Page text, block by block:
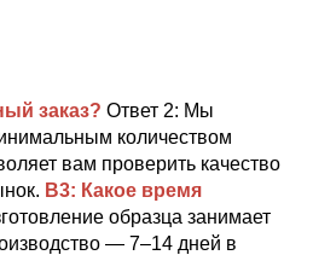
заказ? Ответ 2: Мы
количеством
вам проверить качество
В3: Какое время
образца занимает
— 7–14 дней в